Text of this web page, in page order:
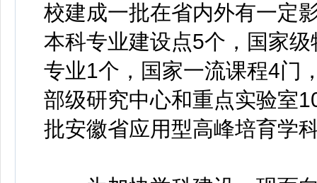
校建成一批在省内外有一定
本科专业建设点5个，国家
专业1个，国家一流课程4门
部级研究中心和重点实验室
批安徽省应用型高峰培育学